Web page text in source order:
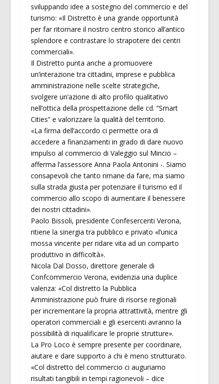
sviluppando idee a sostegno del commercio e del
turismo: «Il Distretto è una grande opportunità
per far ritornare il nostro centro storico all’antico
splendore e contrastare lo strapotere dei centri
commerciali».
Il Distretto punta anche a promuovere
un’interazione tra cittadini, imprese e pubblica
amministrazione nelle scelte strategiche,
svolgere un’azione di alto profilo qualitativo
nell’ottica della prospettazione delle cd. “Smart
Cities” e valorizzare la qualità del territorio.
«La firma dell’accordo ci permette ora di
accedere a finanziamenti in grado di dare nuovo
impulso al commercio di Valeggio sul Mincio –
afferma l’assessore Anna Paola Antonini -. Siamo
consapevoli che tanto rimane da fare, ma siamo
sulla strada giusta per potenziare il turismo ed il
commercio allo scopo di aumentare il benessere
dei nostri cittadini».
Paolo Bissoli, presidente Confesercenti Verona,
ritiene la sinergia tra pubblico e privato «l’unica
mossa vincente per ridare vita ad un comparto
produttivo in difficoltà».
Nicola Dal Dosso, direttore generale di
Confcommercio Verona, evidenzia una duplice
valenza: «Col distretto la Pubblica
Amministrazione può fruire di risorse regionali
per incrementare la propria attrattività, mentre gli
operatori commerciali e gli esercenti avranno la
possibilità di riqualificare le proprie strutture».
La Pro Loco è sempre presente per coordinare,
aiutare e dare supporto a chi è meno strutturato.
«Col distretto del commercio ci auguriamo
risultati tangibili in tempi ragionevoli – dice